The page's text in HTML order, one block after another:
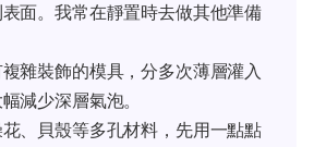
面。我常在靜置時去做其他準備
複雜裝飾的模具，分多次薄層灌入
減少深層氣泡。
花、貝殼等多孔材料，先用一點點